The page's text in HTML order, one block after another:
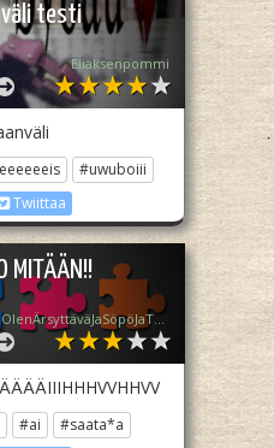
testi
Eliaksenpommi
#uwuboiii
Twiittaa
MITÄÄN!!
OlenÄrsyttäväJaSöpöJaTuhma
#ai
#saata*a